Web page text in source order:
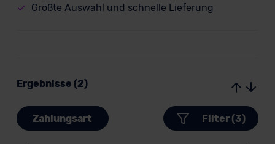
Größte Auswahl und schnelle Lieferung
Ergebnisse (2)
Zahlungsart Filter (3)